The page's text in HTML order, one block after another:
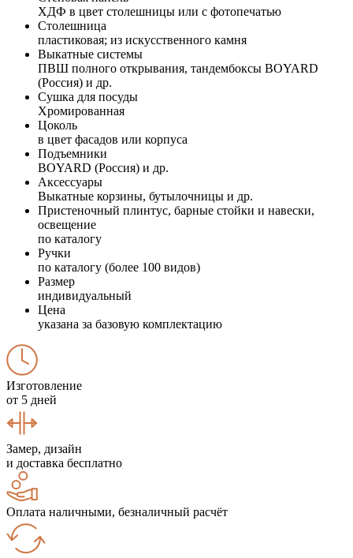
ХДФ в цвет столешницы или с фотопечатью
Столешница
пластиковая; из искусственного камня
Выкатные системы
ПВШ полного открывания, тандембоксы BOYARD
(Россия) и др.
Сушка для посуды
Хромированная
Цоколь
в цвет фасадов или корпуса
Подъемники
BOYARD (Россия) и др.
Аксессуары
Выкатные корзины, бутылочницы и др.
Пристеночный плинтус, барные стойки и навески,
освещение
по каталогу
Ручки
по каталогу (более 100 видов)
Размер
индивидуальный
Цена
указана за базовую комплектацию
Изготовление
от 5 дней
Замер, дизайн
и доставка бесплатно
Оплата наличными, безналичный расчёт